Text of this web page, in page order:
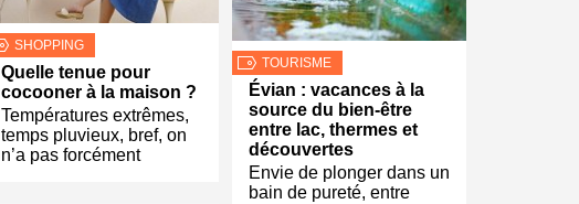
SHOPPING
Quelle tenue pour
cocooner à la maison ?
Températures extrêmes,
temps pluvieux, bref, on
n’a pas forcément
TOURISME
Évian : vacances à la
source du bien-être
entre lac, thermes et
découvertes
Envie de plonger dans un
bain de pureté, entre